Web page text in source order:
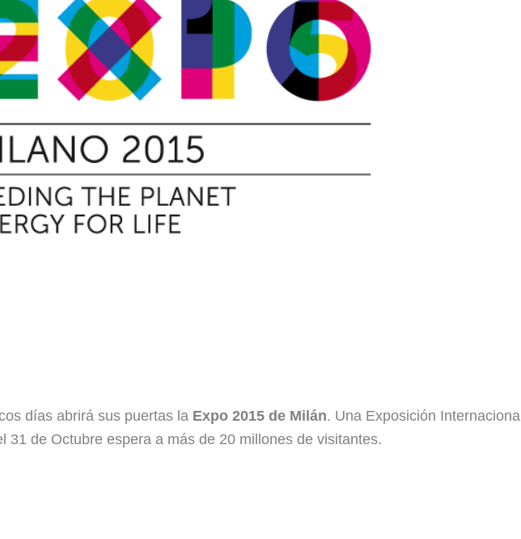
días abrirá sus puertas la Expo 2015 de Milán. Una Exposición Internacional
31 de Octubre espera a más de 20 millones de visitantes.